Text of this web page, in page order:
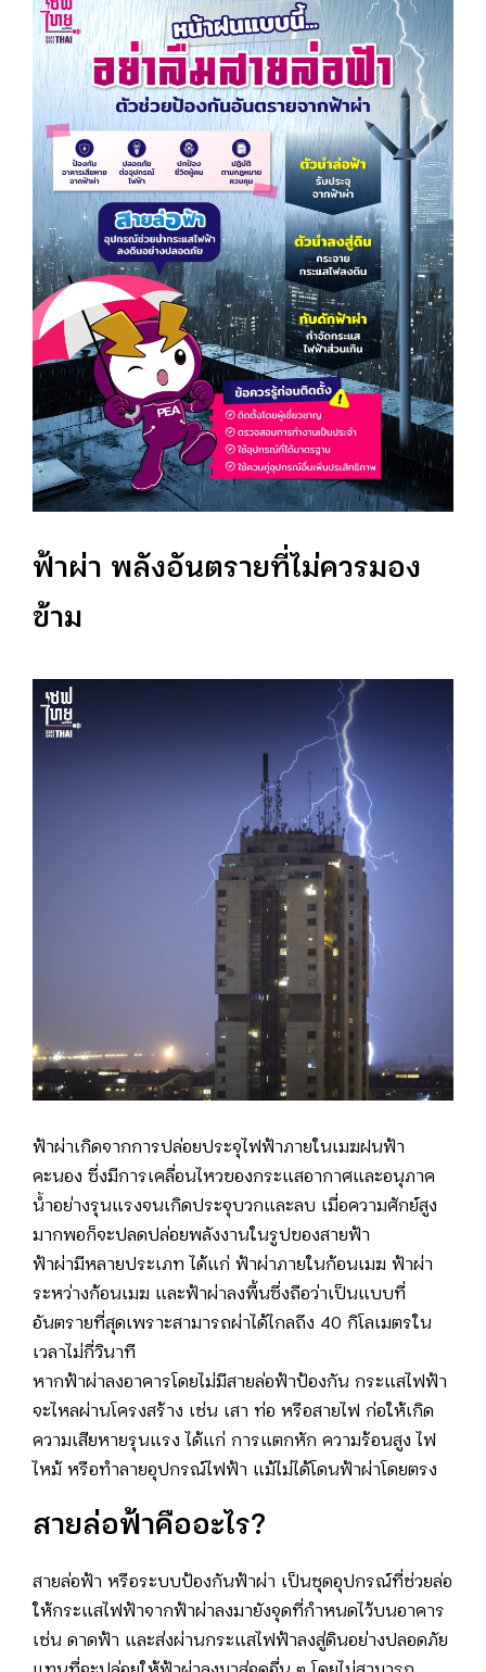
ฟ้าผ่า พลังอันตรายที่ไม่ควรมอง
ข้าม
ฟ้าผ่าเกิดจากการปล่อยประจุไฟฟ้าภายในเมฆฝนฟ้า
คะนอง ซึ่งมีการเคลื่อนไหวของกระแสอากาศและอนุภาค
น้ำอย่างรุนแรงจนเกิดประจุบวกและลบ เมื่อความศักย์สูง
มากพอก็จะปลดปล่อยพลังงานในรูปของสายฟ้า
ฟ้าผ่ามีหลายประเภท ได้แก่ ฟ้าผ่าภายในก้อนเมฆ ฟ้าผ่า
ระหว่างก้อนเมฆ และฟ้าผ่าลงพื้นซึ่งถือว่าเป็นแบบที่
อันตรายที่สุดเพราะสามารถผ่าได้ไกลถึง 40 กิโลเมตรใน
เวลาไม่กี่วินาที
หากฟ้าผ่าลงอาคารโดยไม่มีสายล่อฟ้าป้องกัน กระแสไฟฟ้า
จะไหลผ่านโครงสร้าง เช่น เสา ท่อ หรือสายไฟ ก่อให้เกิด
ความเสียหายรุนแรง ได้แก่ การแตกหัก ความร้อนสูง ไฟ
ไหม้ หรือทำลายอุปกรณ์ไฟฟ้า แม้ไม่ได้โดนฟ้าผ่าโดยตรง
สายล่อฟ้าคืออะไร?
สายล่อฟ้า หรือระบบป้องกันฟ้าผ่า เป็นชุดอุปกรณ์ที่ช่วยล่อ
ให้กระแสไฟฟ้าจากฟ้าผ่าลงมายังจุดที่กำหนดไว้บนอาคาร
เช่น ดาดฟ้า และส่งผ่านกระแสไฟฟ้าลงสู่ดินอย่างปลอดภัย